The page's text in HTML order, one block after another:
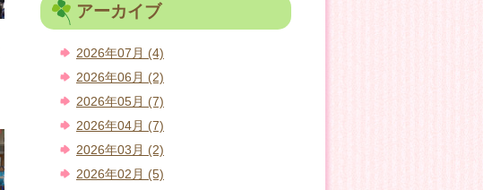
アーカイブ
2026年07月 (4)
2026年06月 (2)
2026年05月 (7)
2026年04月 (7)
2026年03月 (2)
2026年02月 (5)